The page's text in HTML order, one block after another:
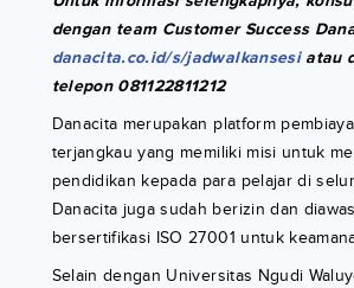
dengan team Customer Success
danacita.co.id/s/jadwalkansesi atau
telepon 081122811212
Danacita merupakan platform
terjangkau yang memiliki misi untuk
pendidikan kepada para pelajar di
Danacita juga sudah berizin dan
bersertifikasi ISO 27001 untuk
Selain dengan Universitas Ngudi